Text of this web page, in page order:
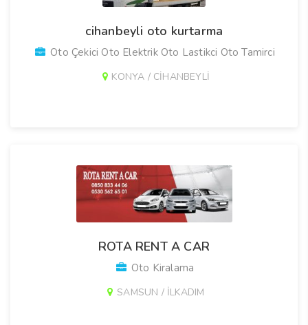
cihanbeyli oto kurtarma
Oto Çekici Oto Elektrik Oto Lastikci Oto Tamirci
KONYA / CİHANBEYLİ
ROTA RENT A CAR
Oto Kiralama
SAMSUN / İLKADIM